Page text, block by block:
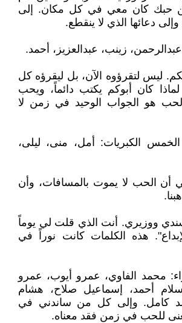
حبك كان معي في كل مكان. إلى
دعائها الذي لا ينقطع.
عبدالرحمن، زينب، عبدالعزيز، أحمد.
ليس لتقرؤوه الآن، بل ليقرؤه كل
كان أبوكم يكتب دائماً، ويحب
هو الجواب الوحيد في زمن لا
الخمس الكبريات: أمل، منى، ليلى،
أن الحب لا يموت بالمسافات، وأن
ووزيري. أنت الذي قلت لي يوماً
هذه الكلمات كانت نوراً في
محمد الفاوي، عمرو أيوب، عمرو
أحمد، إسماعيل صلاح، هشام
كامل. وإلى كل من ساندني في
للحب في زمن فقد معناه.